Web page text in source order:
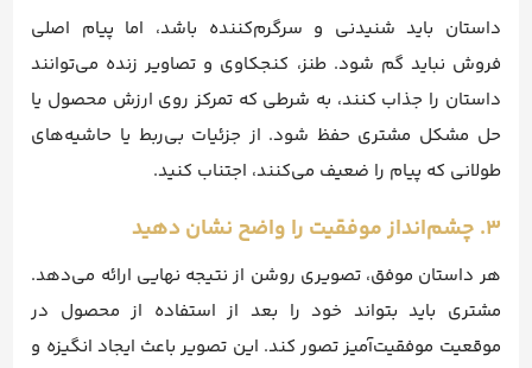
داستان باید شنیدنی و سرگرم‌کننده باشد، اما پیام اصلی
فروش نباید گم شود. طنز، کنجکاوی و تصاویر زنده می‌توانند
داستان را جذاب کنند، به شرطی که تمرکز روی ارزش محصول یا
حل مشکل مشتری حفظ شود. از جزئیات بی‌ربط یا حاشیه‌های
طولانی که پیام را ضعیف می‌کنند، اجتناب کنید.
۳. چشم‌انداز موفقیت را واضح نشان دهید
هر داستان موفق، تصویری روشن از نتیجه نهایی ارائه می‌دهد.
مشتری باید بتواند خود را بعد از استفاده از محصول در
موقعیت موفقیت‌آمیز تصور کند. این تصویر باعث ایجاد انگیزه و